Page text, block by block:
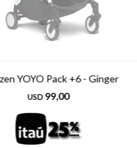
YOYO Pack +6 - Ginger
USD 99,00